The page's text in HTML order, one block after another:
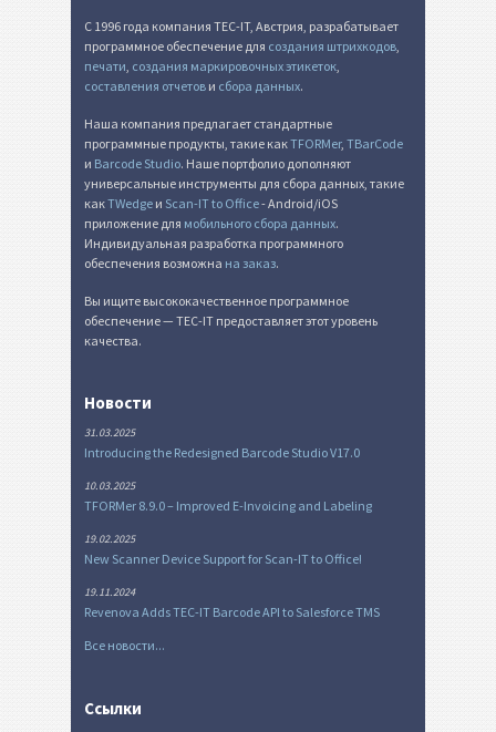
С 1996 года компания TEC-IT, Австрия, разрабатывает
программное обеспечение для создания штрихкодов
печати создания маркировочных этикеток
составления отчетов и сбора данных.
Наша компания предлагает стандартные
программные продукты, такие какTFORMer, TBarCode
и Barcode Studio. Наше портфолио дополняют
универсальные инструменты для сбора данных, такие
какTWedge и Scan-IT to Office- Android/iOS
приложение для мобильного сбора данных.
Индивидуальная разработка программного
обеспечения возможна на заказ.
Вы ищите высококачественное программное
обеспечение — TEC-IT предоставляет этот уровень
качества.
Новости
31.03.2025
Introducing the Redesigned Barcode Studio V17.0
10.03.2025
TFORMer 8.9.0 – Improved E-Invoicing and Labeling
19.02.2025
New Scanner Device Support for Scan-IT to Office!
19.11.2024
Revenova Adds TEC-IT Barcode API to Salesforce TMS
Все новости...
Ссылки